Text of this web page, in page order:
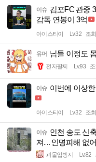
이슈 김포FC 관중
감독 연봉이 3억
아이스티이 Lv.32 조
유머 님들 이정도
전자팔찌 Lv.93
이슈 이번에 이상
아이스티이 Lv.32 조
이슈 인천 송도 신
져…인명피해 없어
과몰입방지 Lv.82